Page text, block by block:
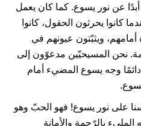
أبدًا عن نور يسوع. كما كان يعمل
كانوا يحرثون الحقول، كانوا
ويثبّتون عيونهم في
نحن المسيحيّين مدعوّون إلى
وجه يسوع المضيء أمام
على نور يسوع! فهو الحبّ وهو
بالرّحمة والأمانة